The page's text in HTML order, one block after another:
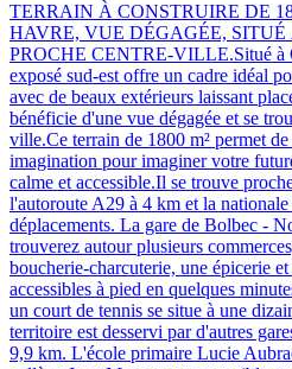
TERRAIN À CONSTRUIRE DE
HAVRE, VUE DÉGAGÉE,
PROCHE CENTRE-VILLE.Situé à
exposé sud-est offre un cadre idéal
avec de beaux extérieurs laissant
bénéficie d'une vue dégagée et se
ville.Ce terrain de 1800 m² permet
imagination pour imaginer votre
calme et accessible.Il se trouve
l'autoroute A29 à 4 km et la
déplacements. La gare de Bolbec -
trouverez autour plusieurs
boucherie-charcuterie, une épicerie
accessibles à pied en quelques
un court de tennis se situe à une
territoire est desservi par d'autres
9,9 km. L'école primaire Lucie